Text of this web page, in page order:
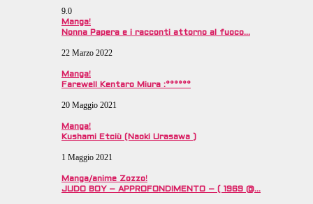
9.0
Manga!
Nonna Papera e i racconti attorno al fuoco…
22 Marzo 2022
Manga!
Farewell Kentaro Miura :°°°°°°
20 Maggio 2021
Manga!
Kushami Etciù (Naoki Urasawa )
1 Maggio 2021
Manga/anime Zozzo!
JUDO BOY – APPROFONDIMENTO – ( 1969 @…